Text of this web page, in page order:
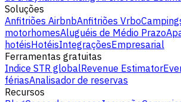
Soluções
Anfitriões AirbnbAnfitriões Vrbo
motorhomesAluguéis de Médio Prazo
hotéisHotéisIntegraçõesEmpresarial
Ferramentas gratuitas
Indice STR globalRevenue Estimator
fériasAnalisador de reservas
Recursos